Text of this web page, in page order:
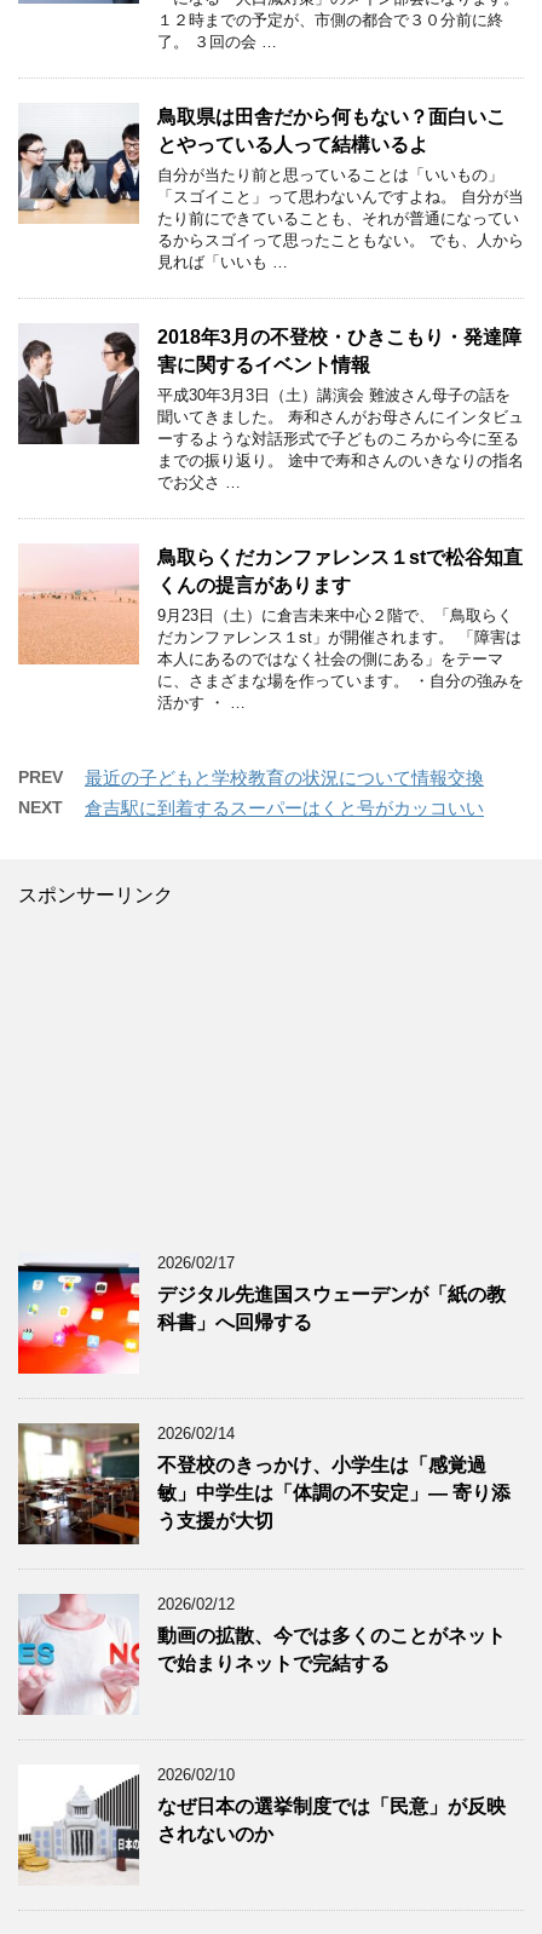
１２時までの予定が、市側の都合で３０分前に終
了。 ３回の会 …
鳥取県は田舎だから何もない？面白いこ
とやっている人って結構いるよ
自分が当たり前と思っていることは「いいもの」
「スゴイこと」って思わないんですよね。 自分が当
たり前にできていることも、それが普通になってい
るからスゴイって思ったこともない。 でも、人から
見れば「いいも …
2018年3月の不登校・ひきこもり・発達障
害に関するイベント情報
平成30年3月3日（土）講演会 難波さん母子の話を
聞いてきました。 寿和さんがお母さんにインタビュ
ーするような対話形式で子どものころから今に至る
までの振り返り。 途中で寿和さんのいきなりの指名
でお父さ …
鳥取らくだカンファレンス１stで松谷知直
くんの提言があります
9月23日（土）に倉吉未来中心２階で、「鳥取らく
だカンファレンス１st」が開催されます。 「障害は
本人にあるのではなく社会の側にある」をテーマ
に、さまざまな場を作っています。 ・自分の強みを
活かす ・ …
PREV 最近の子どもと学校教育の状況について情報交換
NEXT 倉吉駅に到着するスーパーはくと号がカッコいい
スポンサーリンク
2026/02/17
デジタル先進国スウェーデンが「紙の教
科書」へ回帰する
2026/02/14
不登校のきっかけ、小学生は「感覚過
敏」中学生は「体調の不安定」― 寄り添
う支援が大切
2026/02/12
動画の拡散、今では多くのことがネット
で始まりネットで完結する
2026/02/10
なぜ日本の選挙制度では「民意」が反映
されないのか